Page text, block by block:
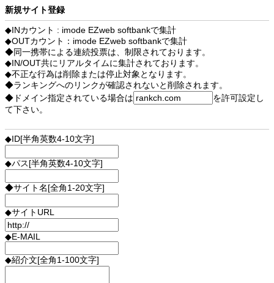
新規サイト登録
◆INカウント : imode EZweb softbankで集計
◆OUTカウント：imode EZweb softbankで集計
◆同一携帯による連続投票は、制限されております。
◆IN/OUT共にリアルタイムに集計されております。
◆不正な行為は削除または停止対象となります。
◆ランキングへのリンクが確認されないと削除されます。
◆ドメイン指定されている場合は
を許可設定し
て下さい。
◆ID[半角英数4-10文字]
◆パス[半角英数4-10文字]
◆サイト名[全角1-20文字]
◆サイトURL
◆E-MAIL
◆紹介文[全角1-100文字]